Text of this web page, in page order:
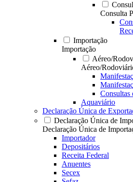
Consulta
Importação
Importação
Aéreo/
Aéreo/
Consultas
Aquaviário
Declaração Única de
Declaração Única de
Declaração Única de
Importador
Depositários
Receita Federal
Anuentes
Secex